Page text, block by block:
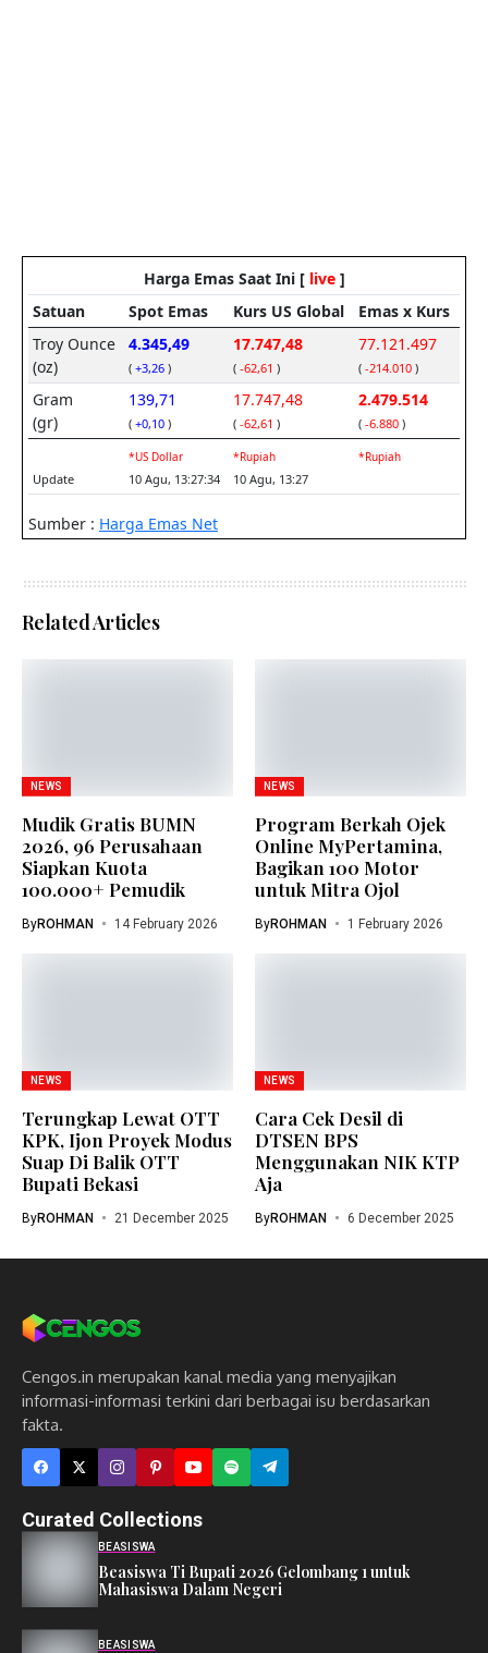
Related Articles
NEWS
Mudik Gratis BUMN
2026, 96 Perusahaan
Siapkan Kuota
100.000+ Pemudik
ByROHMAN 14 February 2026
NEWS
Program Berkah Ojek
Online MyPertamina,
Bagikan 100 Motor
untuk Mitra Ojol
ByROHMAN 1 February 2026
NEWS
Terungkap Lewat OTT
KPK, Ijon Proyek Modus
Suap Di Balik OTT
Bupati Bekasi
ByROHMAN 21 December 2025
NEWS
Cara Cek Desil di
DTSEN BPS
Menggunakan NIK KTP
Aja
ByROHMAN 6 December 2025
Cengos.in merupakan kanal media yang menyajikan
informasi-informasi terkini dari berbagai isu berdasarkan
fakta.
Curated Collections
BEASISWA
Beasiswa Ti Bupati 2026 Gelombang 1 untuk
Mahasiswa Dalam Negeri
BEASISWA